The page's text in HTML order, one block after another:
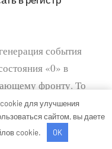
события
«0» в
фронту. То
нулевой бит
для улучшения
сайтом, вы даете
cookie.
OK